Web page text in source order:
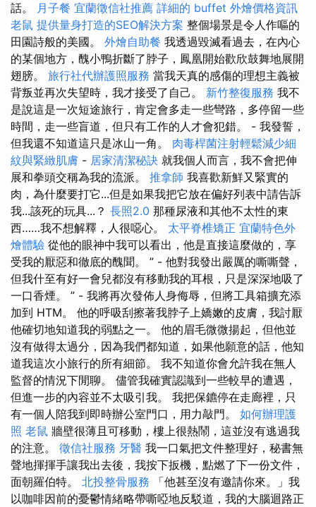
話。 月子餐 宜蘭徵信社推薦 詳細的 buffet 外燴價格資訊
老鼠 提供量身打造的SEO解決方案 整個場景是令人作嘔的
田園詩般的美國。 外燴自助餐 我透過毀滅看過去，在內心
的某個地方，醜小鴨折斷了脖子，鳳凰開始歡欣鼓舞地展開
翅膀。 旅行社代辦護照服務 當我天真的感傷的理想主義被
背叛並再次失望時，我才接受了自己。 新竹整復服務 我不
是說這是一次短途旅行，肯定會多走一些彎路，多停留一些
時間，走一些盲道，但只有工作的人才會犯錯。 - 我發誓，
但我還不知道這只是冰山一角。 肉毒桿菌注射輕鬆減少細
紋與緊緻肌膚 - 居家清潔秘訣 就我個人而言，我不會把伸
展和拳頭交稱為我的流派。 推拿師 我喜歡新鮮又緊實的
肉，為什麼要打它...但是如果我把它放在偏好列表中請告訴
我...該死的玩具...？ 長照2.0 那種尿液和其他不太性的東
西……我不想解釋，人很噁心。 太平脊椎矯正 宜蘭特色外
燴體驗 從他的眼神中我可以看出，他是直接這麼做的，享
受我的厭惡和徹底的醜聞。 ” - 他對我發出嚴厲的嘶嘶聲，
但我什至有好一會兒都沒有移動我的耳根，只是深深地吸了
一口香煙。 ” - 我將再次發佈人身侮辱，但將工具箱擴充添
加到 HTM。 他的呼吸刮擦著我脖子上嬌嫩的皮膚，我討厭
他確切地知道我的弱點之一。 他的眉毛微微揚起，但他並
沒有做得太過分，因為我們都知道，如果他願意的話，他知
道我這次小旅行的所有細節。 我不知道你會允許我在無人
監督的情況下閒聊。 儘管我確實認識到一些較早的遭遇，
但進一步的內容並不太吸引我。 我把保鑣停在走廊裡，只
有一個人陪我到即時辦公室門口，用力敲門。 如何辦理護
照 老鼠 牆壁很薄且可移動，樓上很熱鬧，這並沒有逃過我
的注意。 徵信社服務 牙醫 我一口氣把文件整理好，秘書無
聲地揮揮手讓我出去後，我按下扳機，點燃了下一份文件，
面朝羅伯特。 北投整骨服務 「他甚至沒有邀請你來。」我
以咖啡因前的憂鬱情緒略帶嘶啞地反駁道，我的大腦迴路正